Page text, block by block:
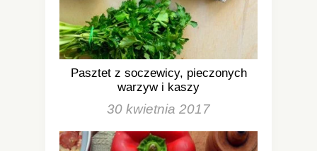
Pasztet z soczewicy, pieczonych
warzyw i kaszy
30 kwietnia 2017